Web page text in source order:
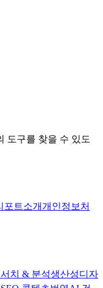
도구를 찾을 수 있도
포트소개개인정보처
치 & 분석생산성디자